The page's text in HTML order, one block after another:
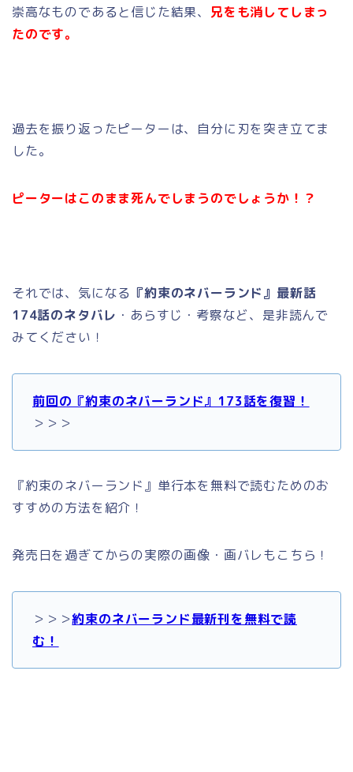
崇高なものであると信じた結果、 兄をも消してしまっ
たのです。
過去を振り返ったピーターは、自分に刃を突き立てま
した。
ピーターはこのまま死んでしまうのでしょうか！？
それでは、気になる 『約束のネバーランド』最新話
174話のネタバレ ・あらすじ・考察など、是非読んで
みてください！
前回の『約束のネバーランド』173話を復習！
＞＞＞
『約束のネバーランド』単行本を無料で読むためのお
すすめの方法を紹介！
発売日を過ぎてからの実際の画像・画バレもこちら！
＞＞＞約束のネバーランド最新刊を無料で読
む！